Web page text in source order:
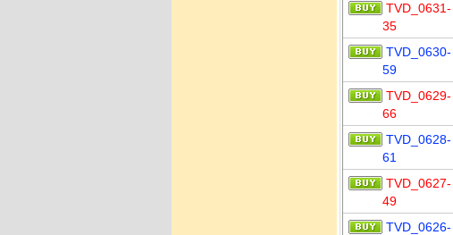
TVD_0631-
35
TVD_0630-
59
TVD_0629-
66
TVD_0628-
61
TVD_0627-
49
TVD_0626-